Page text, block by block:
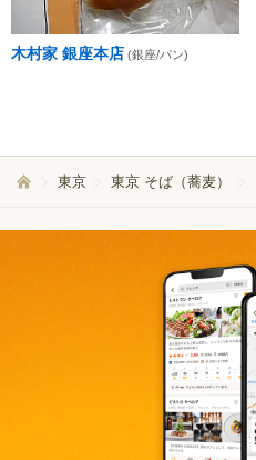
木村家 銀座本店 (銀座/パン)
東京 東京 そば（蕎麦）